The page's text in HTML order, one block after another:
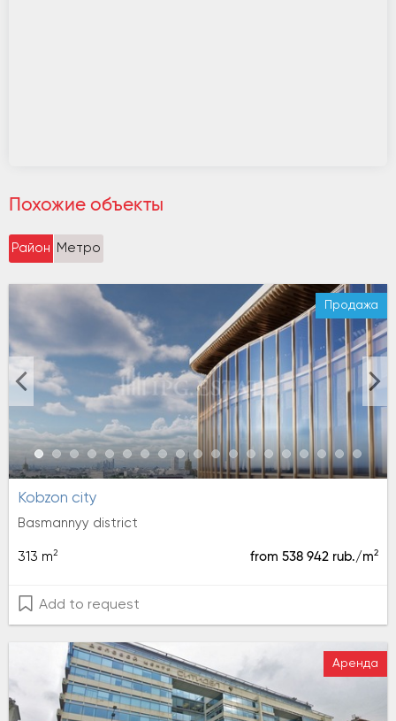
Похожие объекты
Район Метро
Продажа
kobzon city
Basmannyy district
313 m2 from 538 942 rub./m2
Add to request
Аренда